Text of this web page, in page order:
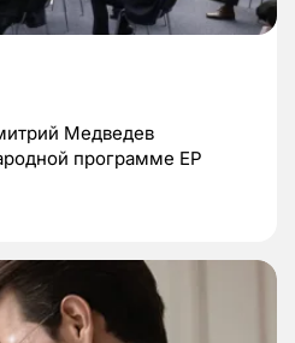
Медведев
программе ЕР